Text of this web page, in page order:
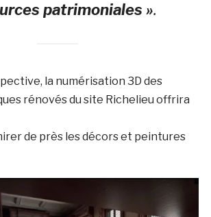
patrimoniales ».
la numérisation 3D des
rénovés du site Richelieu offrira
de près les décors et peintures